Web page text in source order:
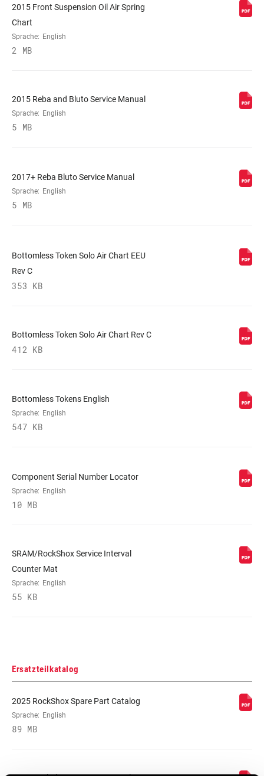
STEUERROHR Tapered
ACHSE
DÄMPFEREINSTELLUNG
FEDER Solo Air
MINIMALE
ROTORGRÖSSE
n/a
2015 Front Suspension Oil Air Spring
Chart
Sprache: English
2 MB
2015 Reba and Bluto Service Manual
Sprache: English
5 MB
2017+ Reba Bluto Service Manual
Sprache: English
5 MB
Bottomless Token Solo Air Chart EEU
Rev C
353 KB
Bottomless Token Solo Air Chart Rev C
412 KB
Bottomless Tokens English
Sprache: English
547 KB
Component Serial Number Locator
Sprache: English
10 MB
SRAM/RockShox Service Interval
Counter Mat
Sprache: English
55 KB
Ersatzteilkatalog
2025 RockShox Spare Part Catalog
Sprache: English
89 MB